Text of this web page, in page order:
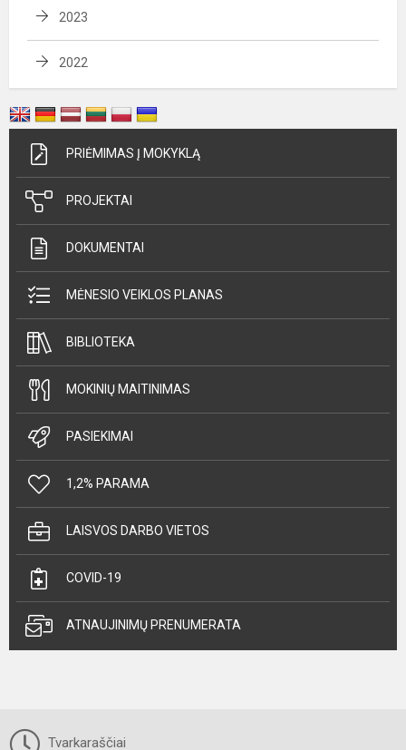
2023
2022
PRIĖMIMAS Į MOKYKLĄ
PROJEKTAI
DOKUMENTAI
MĖNESIO VEIKLOS PLANAS
BIBLIOTEKA
MOKINIŲ MAITINIMAS
PASIEKIMAI
1,2% PARAMA
LAISVOS DARBO VIETOS
COVID-19
ATNAUJINIMŲ PRENUMERATA
Tvarkaraščiai